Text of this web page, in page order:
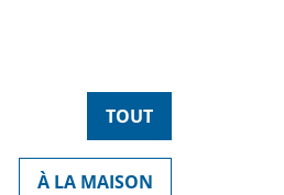
TOUT
À LA MAISON